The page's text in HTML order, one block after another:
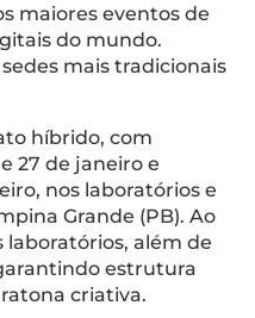
maiores eventos de
do mundo.
mais tradicionais
híbrido, com
27 de janeiro e
nos laboratórios e
Grande (PB). Ao
laboratórios, além de
estrutura
criativa.